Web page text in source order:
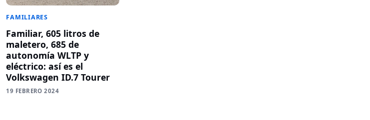
FAMILIARES
Familiar, 605 litros de
maletero, 685 de
autonomía WLTP y
eléctrico: así es el
Volkswagen ID.7 Tourer
19 FEBRERO 2024